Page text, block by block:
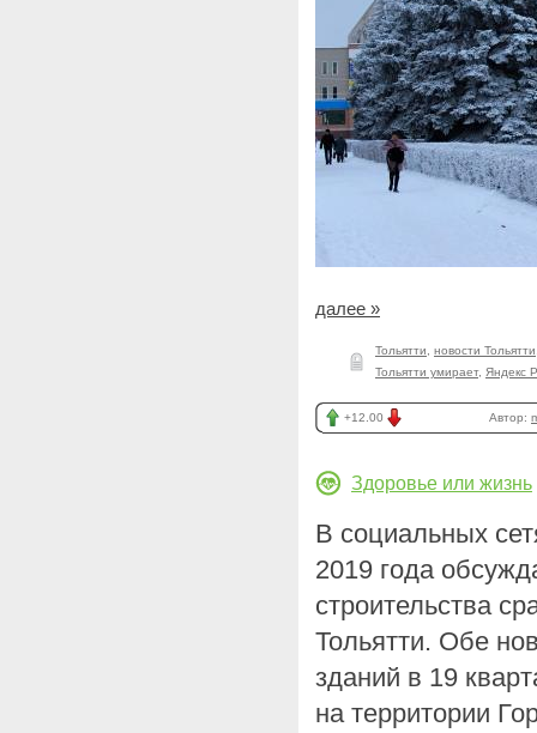
далее »
Тольятти новости Тольятти
Тольятти умирает, Яндекс
+12.00 Автор:
Здоровье или жизнь
В социальных
2019 года
строительства
Тольятти. Обе
зданий в 19
на территории